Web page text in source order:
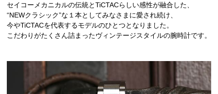
セイコーメカニカルの伝統とTiCTACらしい感性が融合した、
“NEWクラシック”な１本としてみなさまに愛され続け、
今やTiCTACを代表するモデルのひとつとなりました。
こだわりがたくさん詰まったヴィンテージスタイルの腕時計です。